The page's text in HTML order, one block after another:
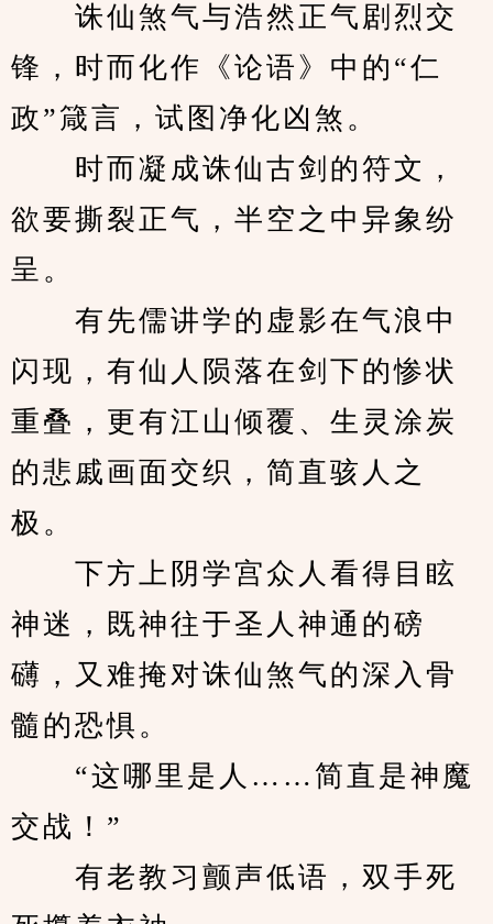
诛仙煞气与浩然正气剧烈交
锋，时而化作《论语》中的“仁
政”箴言，试图净化凶煞。
时而凝成诛仙古剑的符文，
欲要撕裂正气，半空之中异象纷
呈。
有先儒讲学的虚影在气浪中
闪现，有仙人陨落在剑下的惨状
重叠，更有江山倾覆、生灵涂炭
的悲戚画面交织，简直骇人之
极。
下方上阴学宫众人看得目眩
神迷，既神往于圣人神通的磅
礴，又难掩对诛仙煞气的深入骨
髓的恐惧。
“这哪里是人……简直是神魔
交战！”
有老教习颤声低语，双手死